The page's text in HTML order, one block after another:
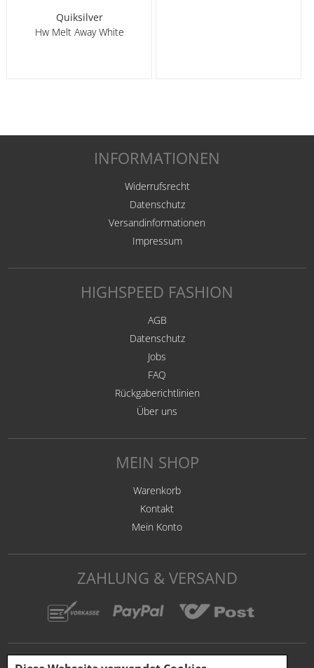
Quiksilver
Hw Melt Away White
INFORMATIONEN
Widerrufsrecht
Datenschutz
Versandinformationen
Impressum
HIGHSPEED FASHION
AGB
Datenschutz
Jobs
FAQ
Rückgaberichtlinien
Über uns
MEIN SHOP
Warenkorb
Kontakt
Mein Konto
ZAHLUNG & VERSAND